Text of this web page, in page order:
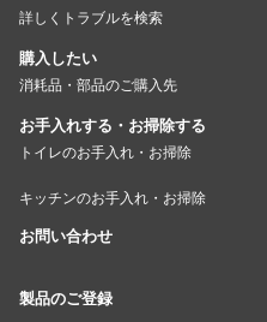
詳しくトラブルを検索
購入したい
消耗品・部品のご購入先
お手入れする・お掃除する
トイレのお手入れ・お掃除
キッチンのお手入れ・お掃除
お問い合わせ
製品のご登録